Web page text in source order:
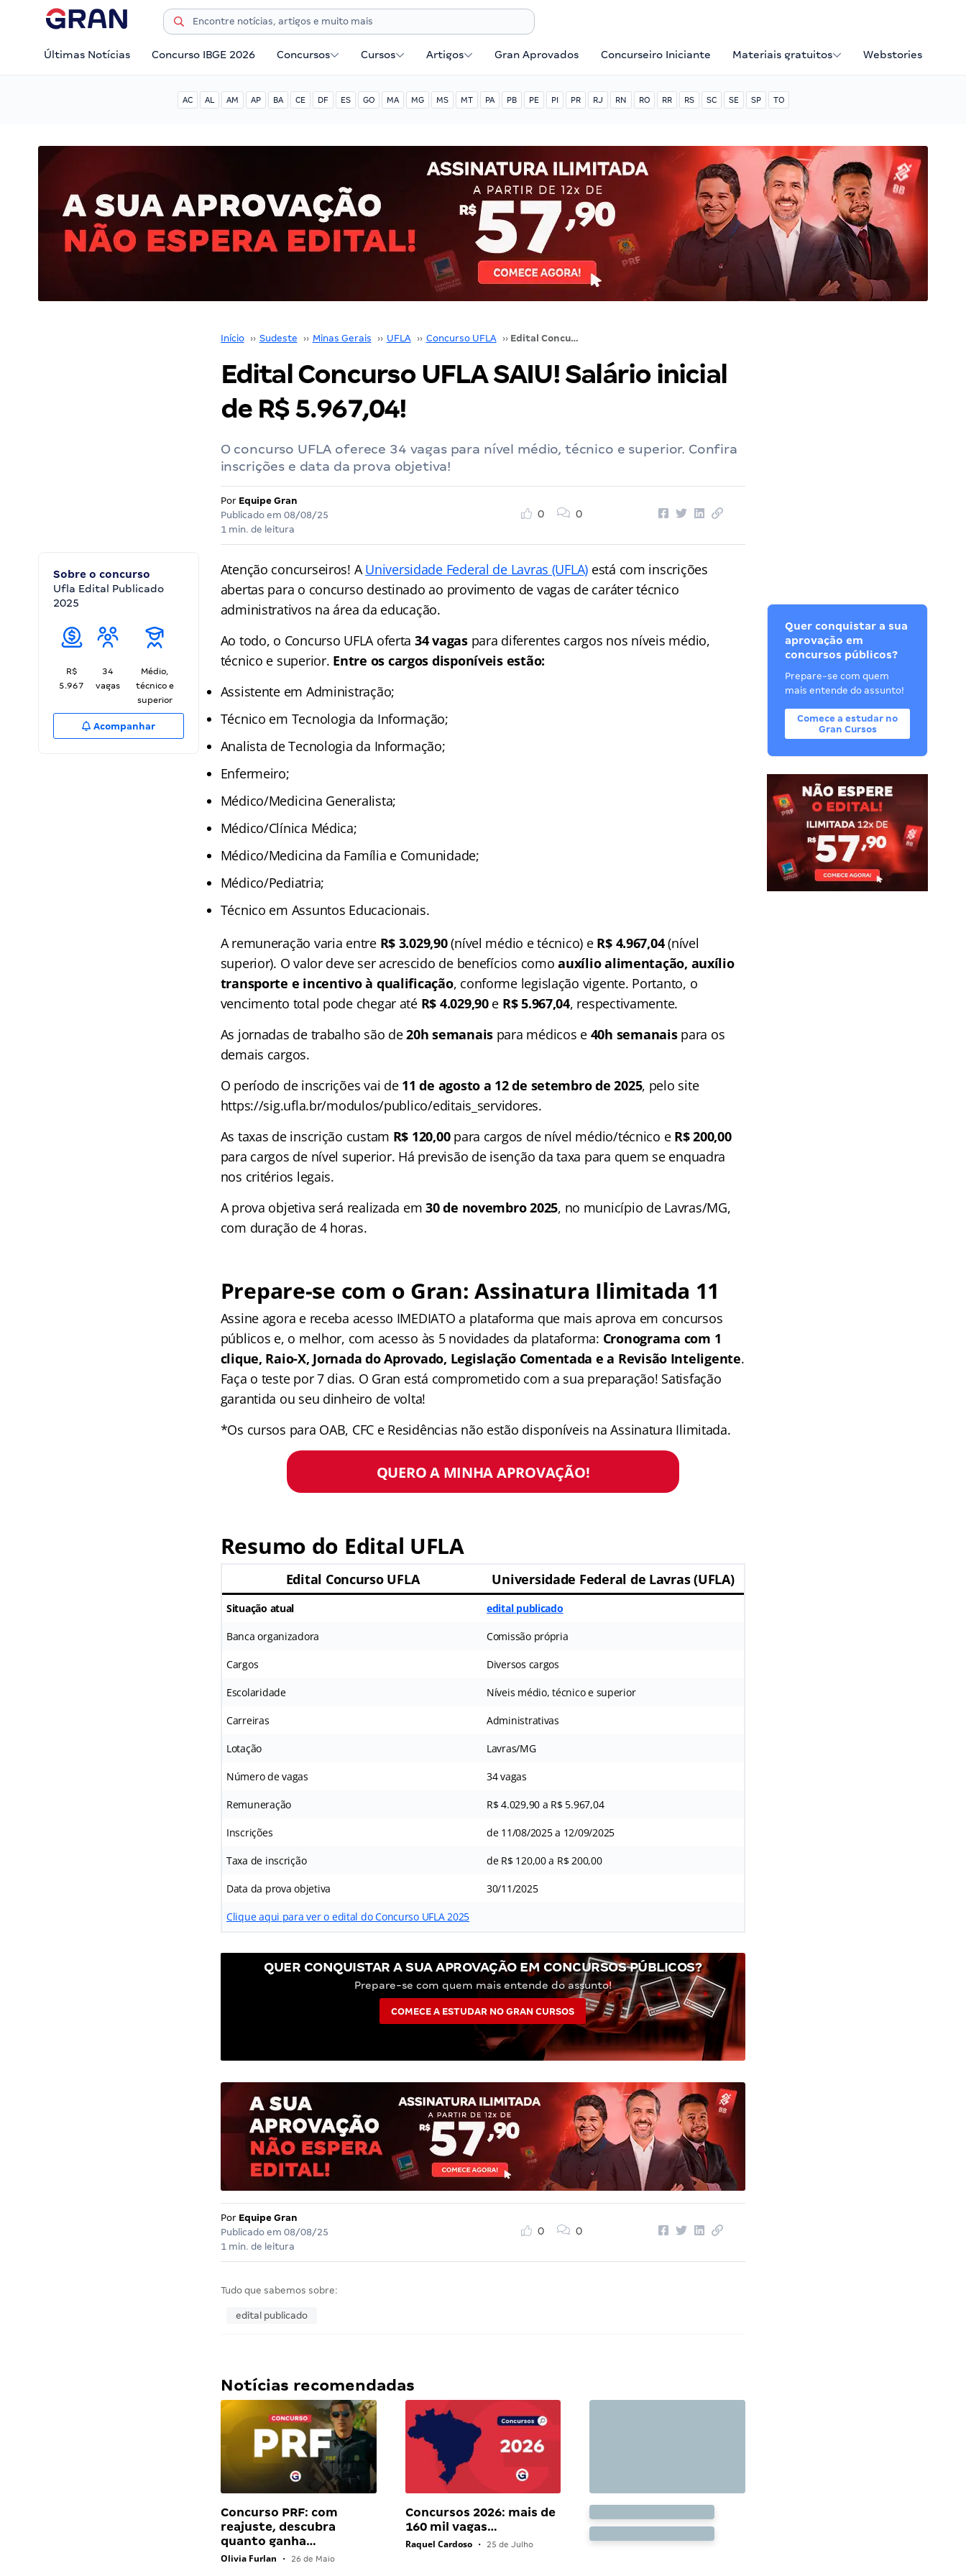
Últimas Notícias Concurso IBGE 2026 Concursos Cursos Artigos Gran Aprovados Concurseiro Iniciante Materiais gratuitos Webstories
AC AL AM AP BA CE DF ES GO MA MG MS MT PA PB PE PI PR RJ RN RO RR RS SC SE SP TO
Início ›› Sudeste ›› Minas Gerais ›› UFLA ›› Concurso UFLA ›› Edital Concurso UFLA SAIU! Salário inicial de R$ 5.967,04!
Edital Concurso UFLA SAIU! Salário inicial
de R$ 5.967,04!
O concurso UFLA oferece 34 vagas para nível médio, técnico e superior. Confira
inscrições e data da prova objetiva!
Por Equipe Gran
Publicado em 08/08/25
1 min. de leitura
0 0
Sobre o concurso
Ufla Edital Publicado
2025
R$
5.967
34
vagas
Médio,
técnico e
superior
Acompanhar
Atenção concurseiros! AUniversidade Federal de Lavras (UFLA) está com inscrições
abertas para o concurso destinado ao provimento de vagas de caráter técnico
administrativos na área da educação.
Ao todo, o Concurso UFLA oferta 34 vagaspara diferentes cargos nos níveis médio,
técnico e superior. Entre os cargos disponíveis estão:
Assistente em Administração;
Técnico em Tecnologia da Informação;
Analista de Tecnologia da Informação;
Enfermeiro;
Médico/Medicina Generalista;
Médico/Clínica Médica;
Médico/Medicina da Família e Comunidade;
Médico/Pediatria;
Técnico em Assuntos Educacionais.
A remuneração varia entre R$ 3.029,90(nível médio e técnico) e R$ 4.967,04(nível
superior). O valor deve ser acrescido de benefícios comoauxílio alimentação, auxílio
transporte e incentivo à qualificação, conforme legislação vigente. Portanto, o
vencimento total pode chegar até R$ 4.029,90e R$ 5.967,04, respectivamente.
As jornadas de trabalho são de20h semanais para médicos e 40h semanaispara os
demais cargos.
O período de inscrições vai de 11 de agosto a 12 de setembro de 2025, pelo site
https://sig.ufla.br/modulos/publico/editais_servidores.
As taxas de inscrição custam R$ 120,00para cargos de nível médio/técnico e R$ 200,00
para cargos de nível superior. Há previsão de isenção da taxa para quem se enquadra
nos critérios legais.
A prova objetiva será realizada em30 de novembro 2025, no município de Lavras/MG,
com duração de 4 horas.
Prepare-se com o Gran: Assinatura Ilimitada 11
Assine agora e receba acesso IMEDIATO a plataforma que mais aprova em concursos
públicos e, o melhor, com acesso às 5 novidades da plataforma: Cronograma com 1
clique, Raio-X, Jornada do Aprovado, Legislação Comentada e a Revisão Inteligente.
Faça o teste por 7 dias. O Gran está comprometido com a sua preparação! Satisfação
garantida ou seu dinheiro de volta!
*Os cursos para OAB, CFC e Residências não estão disponíveis na Assinatura Ilimitada.
QUERO A MINHA APROVAÇÃO!
Resumo do Edital UFLA
Edital Concurso UFLA Universidade Federal de Lavras (UFLA)
Situação atual edital publicado
Banca organizadora Comissão própria
Cargos Diversos cargos
Escolaridade Níveis médio, técnico e superior
Carreiras Administrativas
Lotação Lavras/MG
Número de vagas 34 vagas
Remuneração R$ 4.029,90 a R$ 5.967,04
Inscrições de 11/08/2025 a 12/09/2025
Taxa de inscrição de R$ 120,00 a R$ 200,00
Data da prova objetiva 30/11/2025
Clique aqui para ver o edital do Concurso UFLA 2025
QUER CONQUISTAR A SUA APROVAÇÃO EM CONCURSOS PÚBLICOS?
Prepare-se com quem mais entende do assunto!
COMECE A ESTUDAR NO GRAN CURSOS
Por Equipe Gran
Publicado em 08/08/25
1 min. de leitura
0 0
Tudo que sabemos sobre:
edital publicado
Notícias recomendadas
Concurso PRF: com
reajuste, descubra
quanto ganha…
Olivia Furlan • 26 de Maio
Concursos 2026: mais de
160 mil vagas…
Raquel Cardoso • 25 de Julho
Quer conquistar a sua
aprovação em
concursos públicos?
Prepare-se com quem
mais entende do assunto!
Comece a estudar no
Gran Cursos